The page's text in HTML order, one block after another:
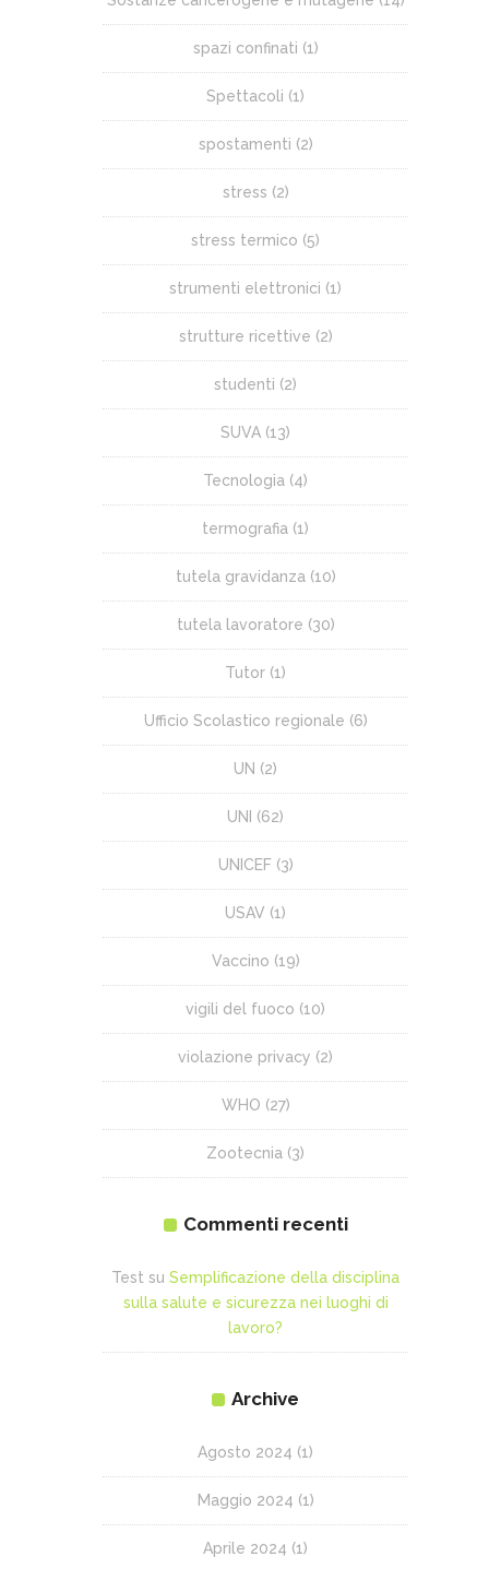
spazi confinati (1)
Spettacoli (1)
spostamenti (2)
stress (2)
stress termico (5)
strumenti elettronici (1)
strutture ricettive (2)
studenti (2)
SUVA (13)
Tecnologia (4)
termografia (1)
tutela gravidanza(10)
tutela lavoratore (30)
Tutor (1)
Ufficio Scolastico regionale (6)
UN (2)
UNI (62)
UNICEF(3)
USAV (1)
Vaccino (19)
vigili del fuoco (10)
violazione privacy (2)
WHO (27)
Zootecnia (3)
Commenti recenti
Test su Semplificazione della disciplina
sulla salute e sicurezza nei luoghi di
lavoro?
Archive
Agosto 2024 (1)
Maggio 2024 (1)
Aprile 2024 (1)